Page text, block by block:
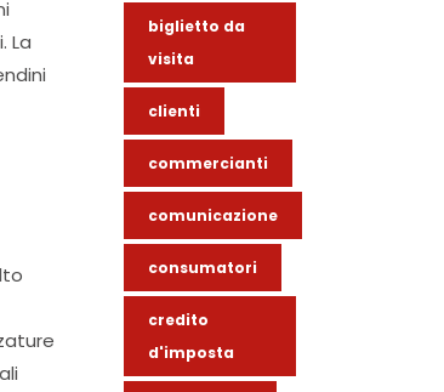
La
biglietto da
visita
clienti
commercianti
comunicazione
consumatori
credito
d'imposta